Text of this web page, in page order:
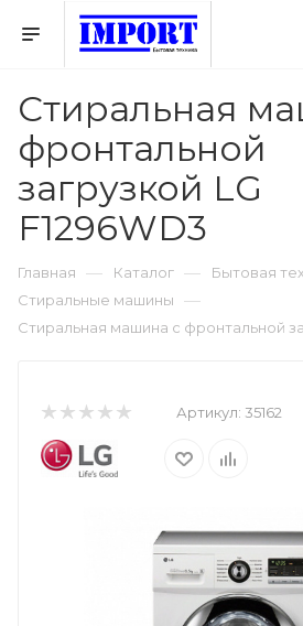
Стиральная
фронтальной
загрузкой LG
F1296WD3
Главная — Каталог — Бытовая
Стиральные машины —
Стиральная машина с фронтальной
Артикул: 35162